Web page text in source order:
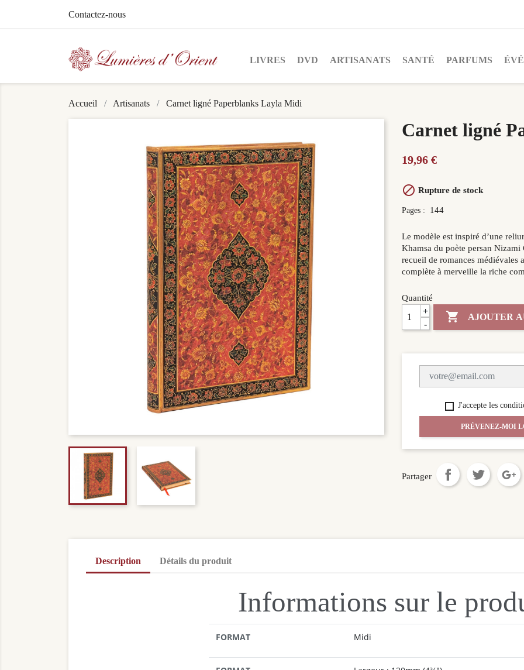
Contactez-nous
LIVRES DVD ARTISANATS SANTÉ PARFUMS
Accueil Artisanats Carnet ligné Paperblanks Layla Midi
Carnet ligné
19,96 €
 Rupture de stock
Pages : 144
Le modèle est inspiré d’une
Khamsa du poète persan
recueil de romances médiévales
complète à merveille la riche
Quantité
+
-
 AJOUTER
J'accepte les
PRÉVENEZ-MOI
Partager
Description Détails du produit
Informations sur le
FORMAT Midi